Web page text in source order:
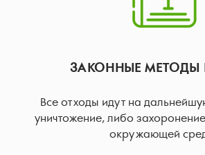
ЗАКОННЫЕ МЕТОДЫ
Все отходы идут на
уничтожение, либо
окружающей